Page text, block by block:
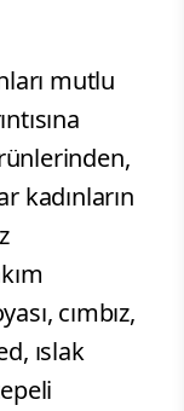
mutlu
kadınların
cımbız,
ıslak